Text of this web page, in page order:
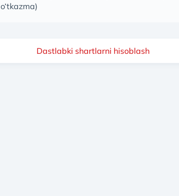
o‘tkazma)
Dastlabki shartlarni hisoblash